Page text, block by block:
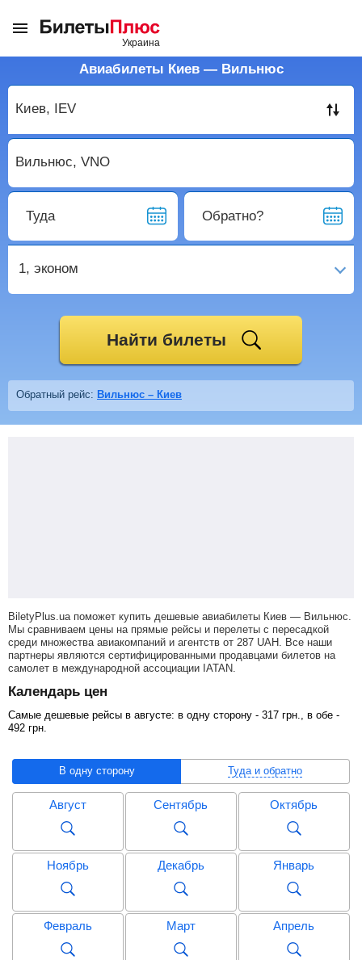
Авиабилеты Киев — Вильнюс
Туда Обратно?
1, эконом
Найти билеты
Обратный рейс: Вильнюс – Киев
BiletyPlus.ua поможет купить дешевые авиабилеты Киев — Вильнюс.
Мы сравниваем цены на прямые рейсы и перелеты с пересадкой
среди множества авиакомпаний и агентств от 287 UAH . Все наши
партнеры являются сертифицированными продавцами билетов на
самолет в международной ассоциации IATAN.
Календарь цен
Самые дешевые рейсы в августе: в одну сторону - 317 грн ., в обе -
492 грн
В одну сторону Туда и обратно
Август Сентябрь Октябрь
Ноябрь Декабрь Январь
Февраль Март Апрель